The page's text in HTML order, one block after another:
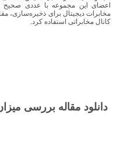
اعضای این مجموعه با عددی صحیح
مخابرات دیجیتال برای ذخیره‌سازی،
کانال مخابراتی استفاده کرد.
دانلود مقاله بررسی